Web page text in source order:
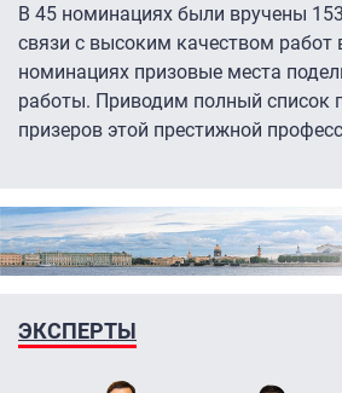
В 45 номинациях были вручены
связи с высоким качеством работ
номинациях призовые места
работы. Приводим полный список
призеров этой престижной
ЭКСПЕРТЫ